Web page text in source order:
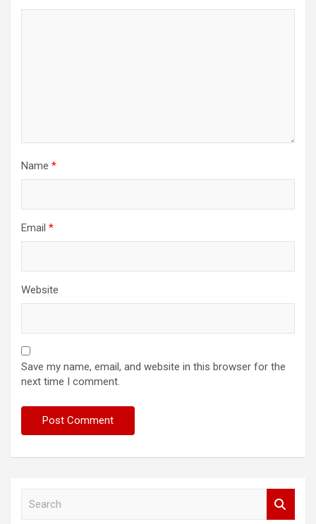
Name *
Email *
Website
Save my name, email, and website in this browser for the
next time I comment.